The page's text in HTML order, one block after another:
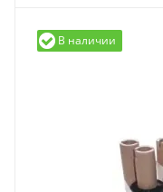
В наличии